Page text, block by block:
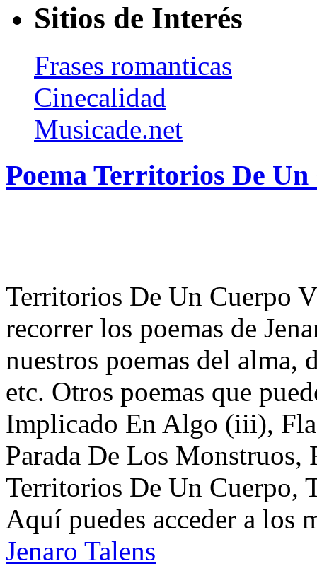
Sitios de Interés
Frases romanticas
Cinecalidad
Musicade.net
Poema Territorios De
Territorios De Un Cuerpo
recorrer los poemas de
nuestros poemas del alma,
etc. Otros poemas que
Implicado En Algo (iii),
Parada De Los
Territorios De Un Cuerpo,
Aquí puedes acceder a los
Jenaro Talens